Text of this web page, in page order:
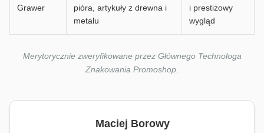
Grawer
pióra, artykuły z drewna i
metalu
i prestiżowy
wygląd
Merytorycznie zweryfikowane przez Głównego Technologa
Znakowania Promoshop.
Maciej Borowy